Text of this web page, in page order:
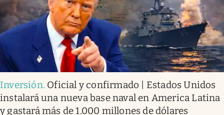
Inversión. Oficial y confirmado | Estados Unidos
instalará una nueva base naval en America Latina
y gastará más de 1.000 millones de dólares